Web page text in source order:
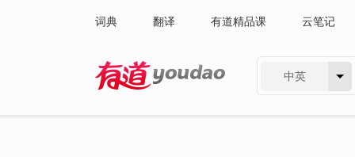
词典 翻译 有道精品课 云笔记
中英